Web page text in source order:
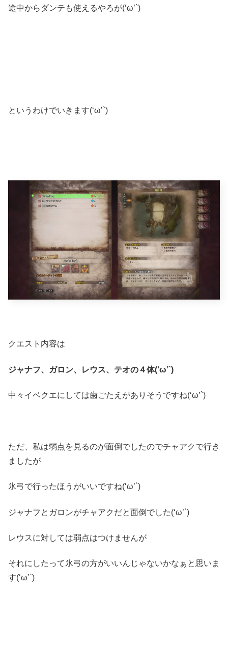
途中からダンテも使えるやろが(‘ω’`)
というわけでいきます(‘ω’`)
クエスト内容は
ジャナフ、ガロン、レウス、テオの４体(‘ω’`)
中々イベクエにしては歯ごたえがありそうですね(‘ω’`)
ただ、私は弱点を見るのが面倒でしたのでチャアクで行き
ましたが
氷弓で行ったほうがいいですね(‘ω’`)
ジャナフとガロンがチャアクだと面倒でした(‘ω’`)
レウスに対しては弱点はつけませんが
それにしたって氷弓の方がいいんじゃないかなぁと思いま
す(‘ω’`)